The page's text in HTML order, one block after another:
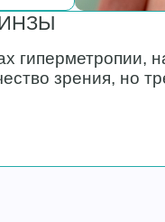
гиперметропии,
зрения, но